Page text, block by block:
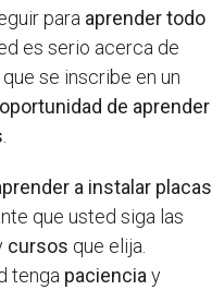
para aprender todo
es serio acerca de
se inscribe en un
oportunidad de aprender
a instalar placas
que usted siga las
cursos que elija.
tenga paciencia y